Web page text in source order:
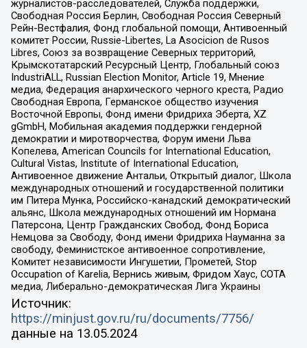
журналистов-расследователей, Служба поддержки,
Свободная Россия Берлин, Свободная Россия Северный
Рейн-Вестфалия, Фонд глобальной помощи, Антивоенный
комитет России, Russie-Libertes, La Asocicion de Rusos
Libres, Союз за возвращение Северных территорий,
Крымскотатарский Ресурсный Центр, Глобальный союз
IndustriALL, Russian Election Monitor, Article 19, Мнение
медиа, Федерация анархического черного креста, Радио
Свободная Европа, Германское общество изучения
Восточной Европы, Фонд имени Фридриха Эберта, XZ
gGmbH, Мобильная академия поддержки гендерной
демократии и миротворчества, Форум имени Льва
Копелева, American Councils for International Education,
Cultural Vistas, Institute of International Education,
Антивоенное движение Антальи, Открытый диалог, Школа
международных отношений и государственной политики
им Питера Мунка, Российско-канадский демократический
альянс, Школа международных отношений им Нормана
Патерсона, Центр Гражданских Свобод, Фонд Бориса
Немцова за Свободу, Фонд имени Фридриха Науманна за
свободу, Феминистское антивоенное сопротивление,
Комитет независимости Ингушетии, Прометей, Stop
Occupation of Karelia, Вернись живым, Фридом Хаус, СОТА
медиа, Либерально-демократическая Лига Украины
Источник:
https://minjust.gov.ru/ru/documents/7756/
данные на 13.05.2024